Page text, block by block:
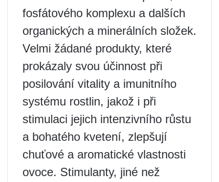
fosfátového komplexu a dalších
organických a minerálních složek.
Velmi žádané produkty, které
prokázaly svou účinnost při
posilování vitality a imunitního
systému rostlin, jakož i při
stimulaci jejich intenzivního růstu
a bohatého kvetení, zlepšují
chuťové a aromatické vlastnosti
ovoce. Stimulanty, jiné než